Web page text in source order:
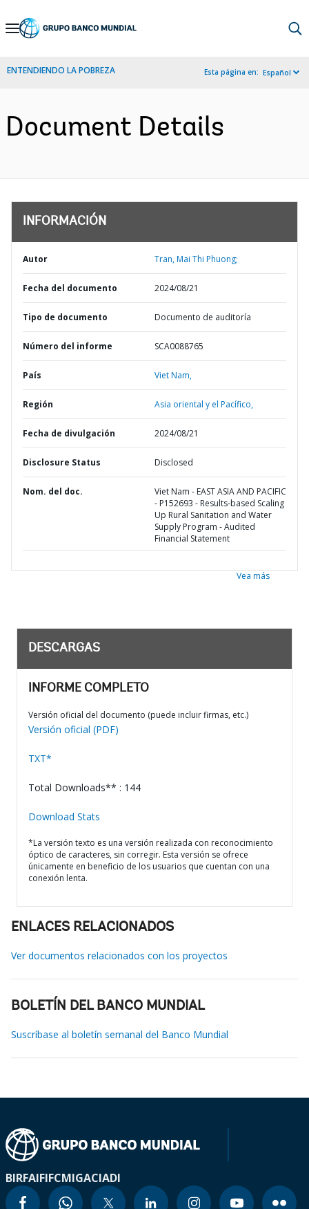
Skip
Navigation
ENTENDIENDO LA POBREZA Esta página en: Español
Document Details
INFORMACIÓN
Autor Tran, Mai Thi Phuong;
Fecha del documento 2024/08/21
Tipo de documento Documento de auditoría
Número del informe SCA0088765
País Viet Nam,
Región Asia oriental y el Pacífico,
Fecha de divulgación 2024/08/21
Disclosure Status Disclosed
Nom. del doc.
Viet Nam - EAST ASIA AND PACIFIC
- P152693 - Results-based Scaling
Up Rural Sanitation and Water
Supply Program - Audited
Financial Statement
Vea más
DESCARGAS
INFORME COMPLETO
Versión oficial del documento (puede incluir firmas, etc.)
Versión oficial (PDF)
TXT*
Total Downloads** : 144
Download Stats
*La versión texto es una versión realizada con reconocimiento
óptico de caracteres, sin corregir. Esta versión se ofrece
únicamente en beneficio de los usuarios que cuentan con una
conexión lenta.
ENLACES RELACIONADOS
Ver documentos relacionados con los proyectos
BOLETÍN DEL BANCO MUNDIAL
Suscríbase al boletín semanal del Banco Mundial
BIRFAIFIFCMIGACIADI